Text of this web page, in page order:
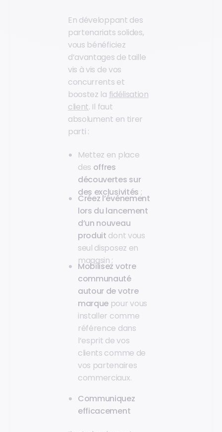
En développant des
partenariats solides,
vous bénéficiez
d’avantages de taille
vis à vis de vos
concurrents et
boostez la fidélisation
client. Il faut
absolument en tirer
parti :
Mettez en place
des offres
découvertes sur
des exclusivités ;
Créez l’événement
lors du lancement
d’un nouveau
produit dont vous
seul disposez en
magasin ;
Mobilisez votre
communauté
autour de votre
marque pour vous
installer comme
référence dans
l’esprit de vos
clients comme de
vos partenaires
commerciaux.
Communiquez
efficacement